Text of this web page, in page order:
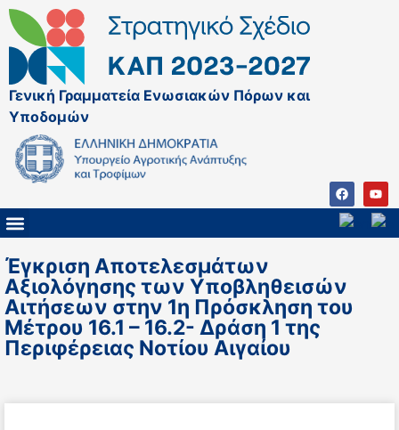
Γενική Γραμματεία Ενωσιακών Πόρων και
Υποδομών
Έγκριση Αποτελεσμάτων
Αξιολόγησης των Υποβληθεισών
Αιτήσεων στην 1η Πρόσκληση του
Μέτρου 16.1 – 16.2- Δράση 1 της
Περιφέρειας Νοτίου Αιγαίου